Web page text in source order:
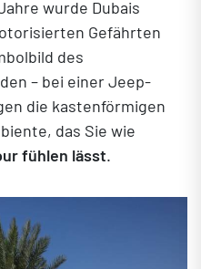
wurde Dubais
Gefährten
des
– bei einer Jeep-
die kastenförmigen
das Sie wie
fühlen lässt.